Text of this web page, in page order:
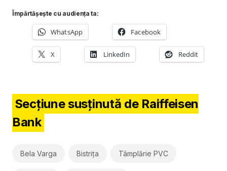
Împărtășește cu audiența ta:
WhatsApp Facebook
X LinkedIn Reddit
Secțiune susținută de Raiffeisen
Bank
Bela Varga Bistrița Tâmplărie PVC